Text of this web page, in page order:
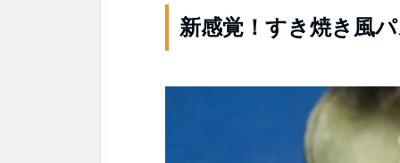
新感覚！すき焼き風